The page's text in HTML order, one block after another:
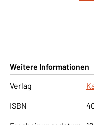
Weitere Informationen
Verlag
ISBN